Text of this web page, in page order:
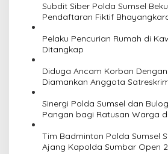
Subdit Siber Polda Sumsel
Pendaftaran Fiktif
Pelaku Pencurian Rumah di
Ditangkap
Diduga Ancam Korban Dengan
Diamankan Anggota
Sinergi Polda Sumsel dan
Pangan bagi Ratusan Warga
Tim Badminton Polda Sumsel
Ajang Kapolda Sumbar Open